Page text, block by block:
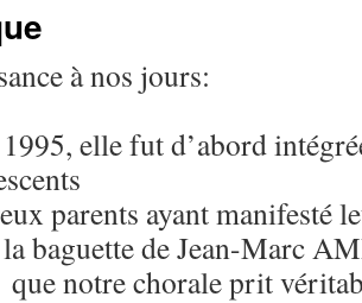
à nos jours:
elle fut d’abord
parents ayant manifesté
la baguette de Jean-Marc
notre chorale prit